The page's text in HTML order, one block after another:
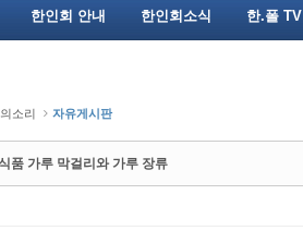
한인회 안내 한인회소식 한.폴 TV
소리 자유게시판
품 가루 막걸리와 가루 장류